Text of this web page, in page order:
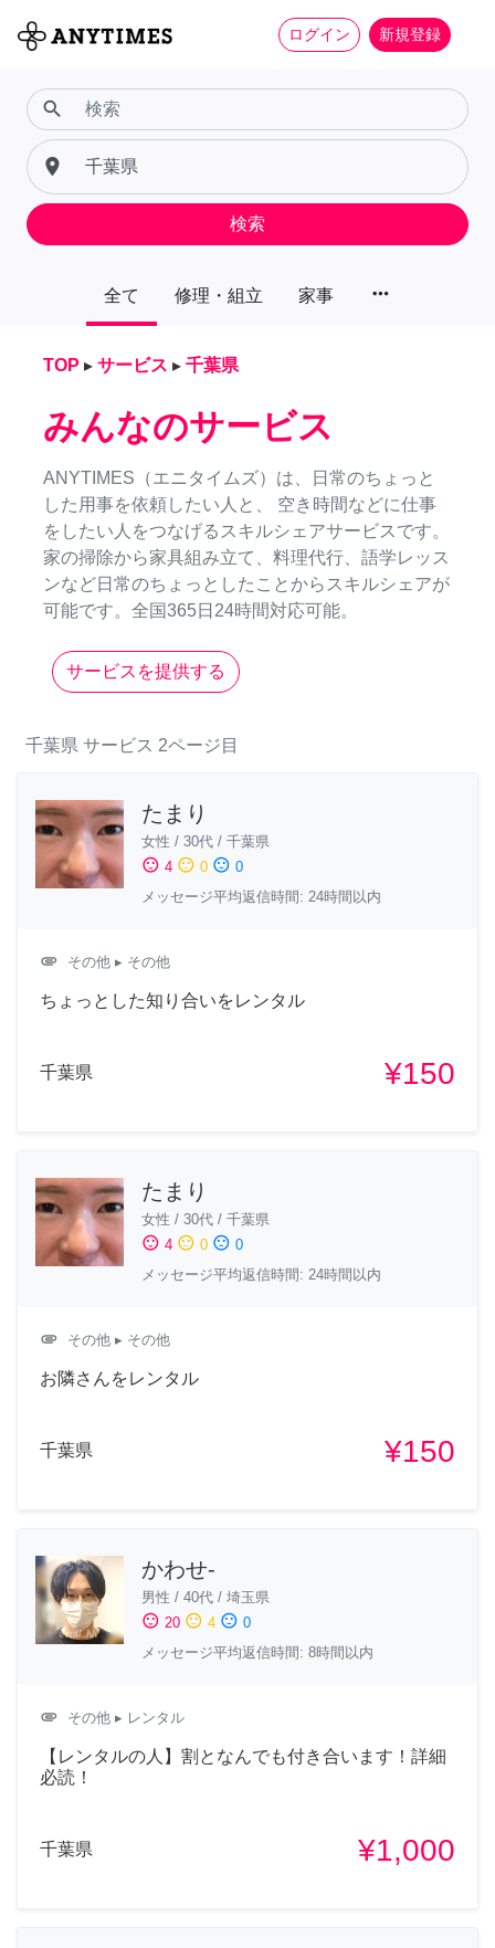
ログイン 新規登録
全て 修理・組立 家事 more_horiz
search
place
検索
TOP ▸ サービス ▸ 千葉県
みんなのサービス
ANYTIMES（エニタイムズ）は、日常のちょっと
した用事を依頼したい人と、 空き時間などに仕事
をしたい人をつなげるスキルシェアサービスです。
家の掃除から家具組み立て、料理代行、語学レッス
ンなど日常のちょっとしたことからスキルシェアが
可能です。全国365日24時間対応可能。
サービスを提供する
千葉県 サービス 2ページ目
たまり
女性 / 30代 / 千葉県
sentiment_satisfied 4 sentiment_neutral 0 sentiment_dissatisfied 0
メッセージ平均返信時間: 24時間以内
attachment その他 ▸ その他
ちょっとした知り合いをレンタル
千葉県 ¥150
たまり
女性 / 30代 / 千葉県
sentiment_satisfied 4 sentiment_neutral 0 sentiment_dissatisfied 0
メッセージ平均返信時間: 24時間以内
attachment その他 ▸ その他
お隣さんをレンタル
千葉県 ¥150
かわせ-
男性 / 40代 / 埼玉県
sentiment_satisfied 20 sentiment_neutral 4 sentiment_dissatisfied 0
メッセージ平均返信時間: 8時間以内
attachment その他 ▸ レンタル
【レンタルの人】割となんでも付き合います！詳細
必読！
千葉県 ¥1,000